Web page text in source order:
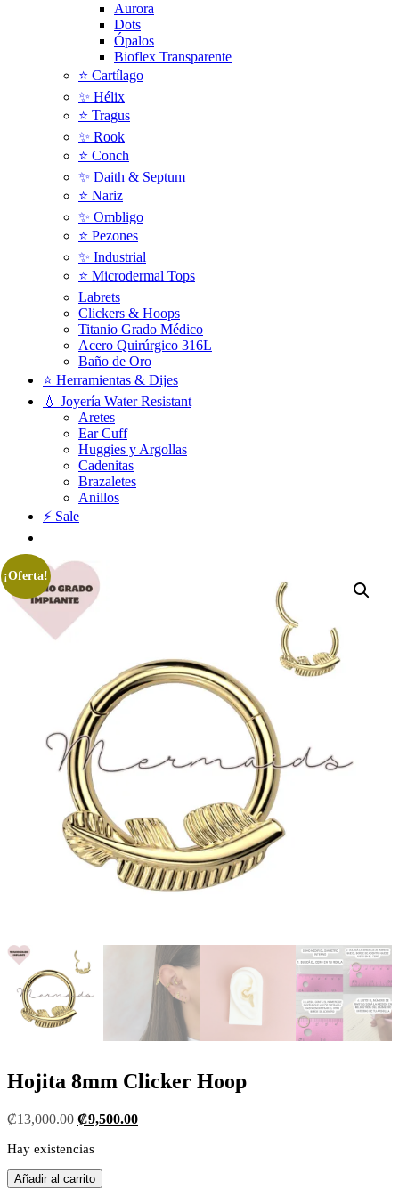
Aurora
Dots
Ópalos
Bioflex Transparente
⭐️ Cartílago
✨ Hélix
⭐ Tragus
✨ Rook
⭐️ Conch
✨ Daith & Septum
⭐️ Nariz
✨ Ombligo
⭐️ Pezones
✨ Industrial
⭐️ Microdermal Tops
Labrets
Clickers & Hoops
Titanio Grado Médico
Acero Quirúrgico 316L
Baño de Oro
⭐ Herramientas & Dijes
💧 Joyería Water Resistant
Aretes
Ear Cuff
Huggies y Argollas
Cadenitas
Brazaletes
Anillos
⚡ Sale
¡Oferta!
Hojita 8mm Clicker Hoop
₡13,000.00 El
original
era:
₡13,000.00.
₡9,500.00El
Hay existencias
Hojita
8mm
Añadir al carrito